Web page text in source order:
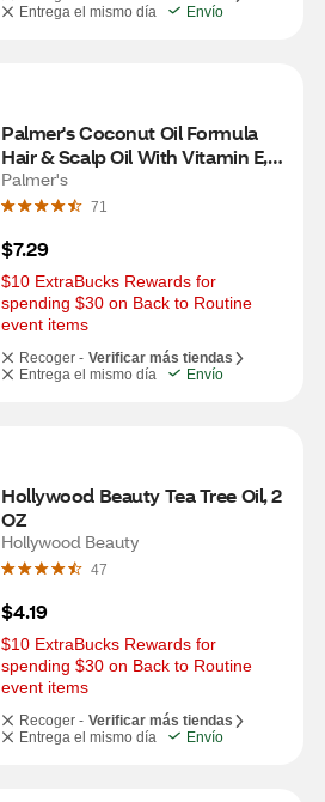
Entrega el mismo día
Envío
Palmer's Coconut Oil Formula
Hair & Scalp Oil With Vitamin E,
5.1 OZ
Palmer's
71
$7.29
$10 ExtraBucks Rewards for
spending $30 on Back to Routine
event items
Recoger - Verificar más tiendas
Entrega el mismo día
Envío
Hollywood Beauty Tea Tree Oil, 2
OZ
Hollywood Beauty
47
$4.19
$10 ExtraBucks Rewards for
spending $30 on Back to Routine
event items
Recoger - Verificar más tiendas
Entrega el mismo día
Envío